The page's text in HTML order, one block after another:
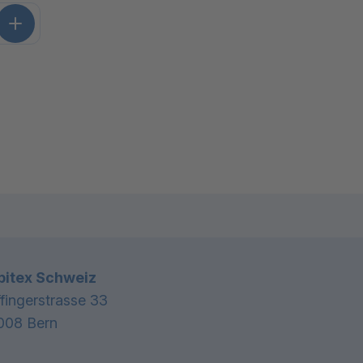
Schweiz
33
Bern